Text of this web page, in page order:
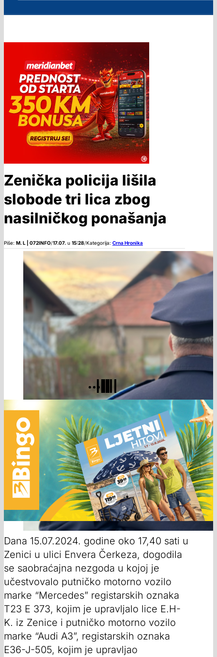
Zenička policija lišila
slobode tri lica zbog
nasilničkog ponašanja
Piše: M. L | 072INFO/17.07. u 15:28/Kategorija: Crna Hronika
Dana 15.07.2024. godine oko 17,40 sati u
Zenici u ulici Envera Čerkeza, dogodila
se saobraćajna nezgoda u kojoj je
učestvovalo putničko motorno vozilo
marke “Mercedes” registarskih oznaka
T23 E 373, kojim je upravljalo lice E.H-
K. iz Zenice i putničko motorno vozilo
marke “Audi A3”, registarskih oznaka
E36-J-505, kojim je upravljao